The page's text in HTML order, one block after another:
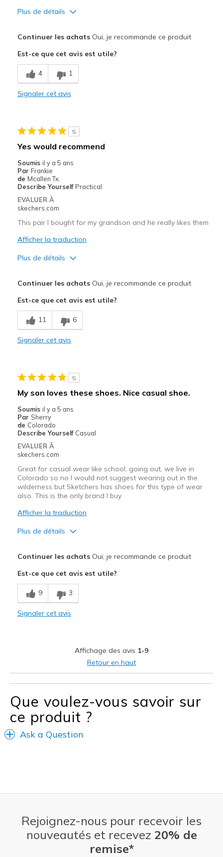
Plus de détails
Breathe Well
Comfortable
Les meilleures utilisations
Width
Sizing
Feels true to size
View On Shoes
Continuer les achatsOui, je recommande ce produit
Est-ce que cet avis est utile?
4 1
Signaler cet avis
5
Yes would recommend
Soumis il y a 5 ans
Par Frankie
de Mcallen Tx.
Describe Yourself Practical
EVALUER À
skechers.com
This pair I bought for my grandson and he really likes them
Afficher la traduction
Plus de détails
Breathe Well
Comfortable
Les meilleures utilisations
Width
Sizing
Feels true to size
View On Shoes
Continuer les achatsOui, je recommande ce produit
Est-ce que cet avis est utile?
11 6
Signaler cet avis
5
My son loves these shoes. Nice casual shoe.
Soumis il y a 5 ans
Par Sherry
de Colorado
Describe Yourself Casual
EVALUER À
skechers.com
Great for casual wear like school, going out, we live in
Colorado so no I would not suggest wearing out in the
wilderness but Sketchers has shoes for this type of wear
also. This is the only brand I buy
Afficher la traduction
Plus de détails
Breathe Well
Comfortable
Les meilleures utilisations
Casual Wear
Special Occasions
Travel
Continuer les achatsOui, je recommande ce produit
Est-ce que cet avis est utile?
9 3
Signaler cet avis
Affichage des avis 1-9
Retour en haut
Que voulez-vous savoir sur
ce produit ?
Ask a Question
Rejoignez-nous pour recevoir les
nouveautés et recevez 20% de
remise*